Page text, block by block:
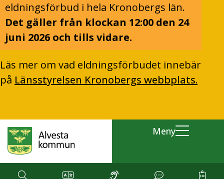
eldningsförbud i hela Kronobergs län.
Det gäller från klockan 12:00 den 24
juni 2026 och tills vidare.
Läs mer om vad eldningsförbudet innebär
på Länsstyrelsen Kronobergs webbplats.
Meny